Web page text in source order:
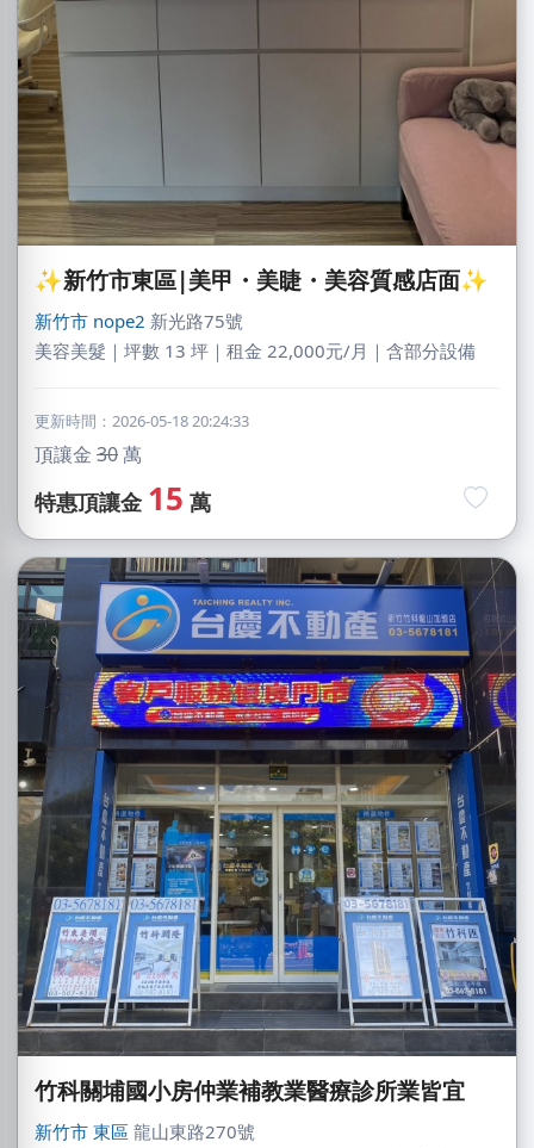
✨新竹市東區|美甲・美睫・美容質感店面✨
新竹市 nope2 新光路75號
美容美髮｜坪數 13 坪｜租金 22,000元/月｜含部分設備
更新時間：2026-05-18 20:24:33
頂讓金 30萬
特惠頂讓金 15 萬
竹科關埔國小房仲業補教業醫療診所業皆宜
新竹市 東區 龍山東路270號